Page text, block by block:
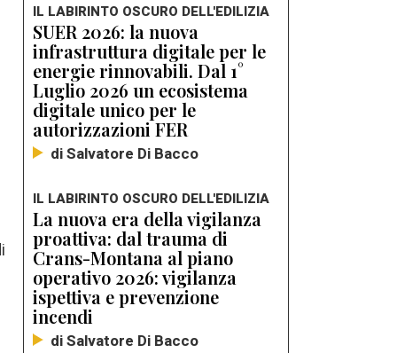
IL LABIRINTO OSCURO DELL'EDILIZIA
SUER 2026: la nuova
infrastruttura digitale per le
energie rinnovabili. Dal 1°
Luglio 2026 un ecosistema
digitale unico per le
autorizzazioni FER
di Salvatore Di Bacco
IL LABIRINTO OSCURO DELL'EDILIZIA
La nuova era della vigilanza
proattiva: dal trauma di
Crans-Montana al piano
operativo 2026: vigilanza
ispettiva e prevenzione
incendi
di Salvatore Di Bacco